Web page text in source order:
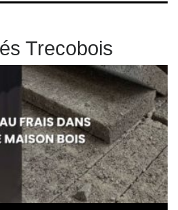
Trecobois